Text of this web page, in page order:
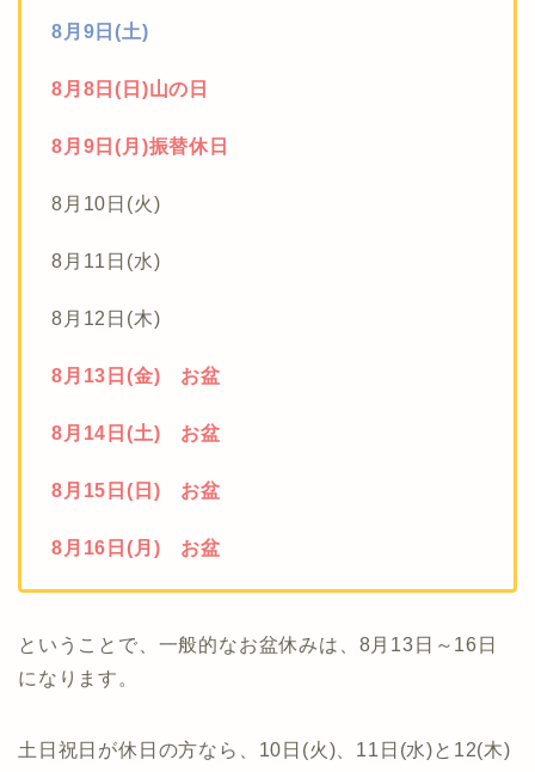
8月9日(土)
8月8日(日)山の日
8月9日(月)振替休日
8月10日(火)
8月11日(水)
8月12日(木)
8月13日(金) お盆
8月14日(土) お盆
8月15日(日) お盆
8月16日(月) お盆
ということで、一般的なお盆休みは、8月13日～16日
になります。
土日祝日が休日の方なら、10日(火)、11日(水)と12(木)